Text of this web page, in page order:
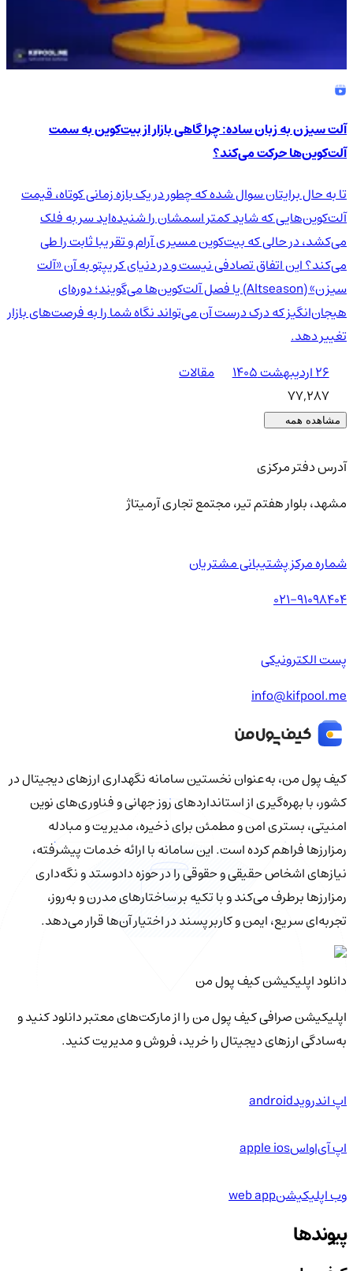
آلت سیزن به زبان ساده: چرا گاهی بازار از بیت‌کوین به سمت
آلت‌کوین‌ها حرکت می‌کند؟
تا به حال برایتان سوال شده که چطور در یک بازه زمانی کوتاه، قیمت
آلت‌کوین‌هایی که شاید کمتر اسمشان را شنیده‌اید سر به فلک
می‌کشد، در حالی که بیت‌کوین مسیری آرام و تقریبا ثابت را طی
می‌کند؟ این اتفاق تصادفی نیست و در دنیای کریپتو به آن «آلت
سیزن» (Altseason) یا فصل آلت‌کوین‌ها می‌گویند؛ دوره‌ای
هیجان‌انگیز که درک درست آن می‌تواند نگاه شما را به فرصت‌های بازار
تغییر دهد.
۲۶ اردیبهشت ۱۴۰۵
مقالات
77,287
مشاهده همه
آدرس دفتر مرکزی
مشهد، بلوار هفتم تیر، مجتمع تجاری آرمیتاژ
شماره مرکز پشتیبانی مشتریان
021-91098404
پست الکترونیکی
info@kifpool.me
کیف‌ پول من، به‌عنوان نخستین سامانه نگهداری ارزهای دیجیتال در
کشور، با بهره‌گیری از استانداردهای روز جهانی و فناوری‌های نوین
امنیتی، بستری امن و مطمئن برای ذخیره، مدیریت و مبادله
رمزارزها فراهم کرده است. این سامانه با ارائه خدمات پیشرفته،
نیازهای اشخاص حقیقی و حقوقی را در حوزه دادوستد و نگه‌داری
رمزارزها برطرف می‌کند و با تکیه بر ساختارهای مدرن و به‌روز،
تجربه‌ای سریع، ایمن و کاربرپسند در اختیار آن‌ها قرار می‌دهد.
دانلود اپلیکیشن کیف‌ پول من
اپلیکیشن صرافی کیف پول من را از مارکت‌های معتبر دانلود کنید و
به‌سادگی ارزهای دیجیتال را خرید، فروش و مدیریت کنید.
اپ اندرویدandroid
اپ آی‌او‌اسapple ios
وب اپلیکیشنweb app
پیوندها